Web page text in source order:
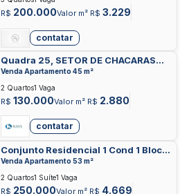
R$ 200.000Valor m² R$ 3.229
contatar
Quadra 25, SETOR DE CHACARAS
ANHANGUERA B, VALPARAISO DE
Venda Apartamento 45 m²
R$ 130.000Valor m² R$ 2.880
2 Quartos1 Vaga
contatar
Conjunto Residencial 1 Cond 1 Bloco
F, PARQUE DAS CACHOEIRAS,
VALPARAISO DE GOIAS
Venda Apartamento 53 m²
R$ 250.000Valor m² R$ 4.669
2 Quartos1 Suíte1 Vaga